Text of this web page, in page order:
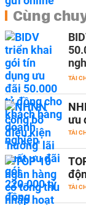
Cùng
TÀI
ưu
TÀI
TÀI